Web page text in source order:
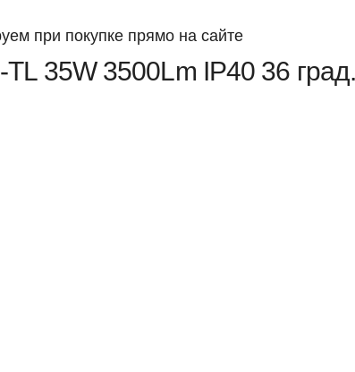
при покупке прямо на сайте
35W 3500Lm IP40 36